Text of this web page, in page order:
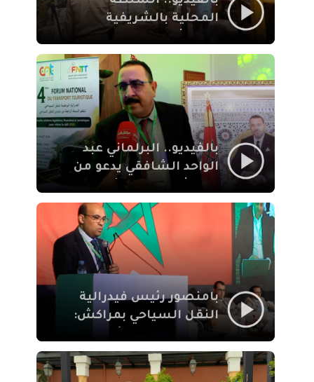
المحلية بالشريفية
بنايات غير قانونية بإقامة
الإيمان
بالفيديو.. البرلماني عبد
الواحد الشافقي يدعو من
النقل السياحي لمواكبة
بامنصور رئيس فيدرالية
النقل السياحي بمراكش:
والاصلاح التشريعي
ركيزتان أساسيتان لكسب